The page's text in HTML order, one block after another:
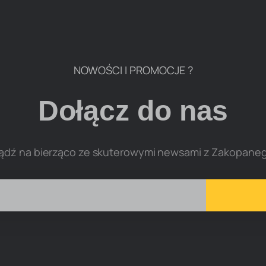
NOWOŚCI I PROMOCJE ?
Dołącz do nas
na bierząco ze skuterowymi newsami z